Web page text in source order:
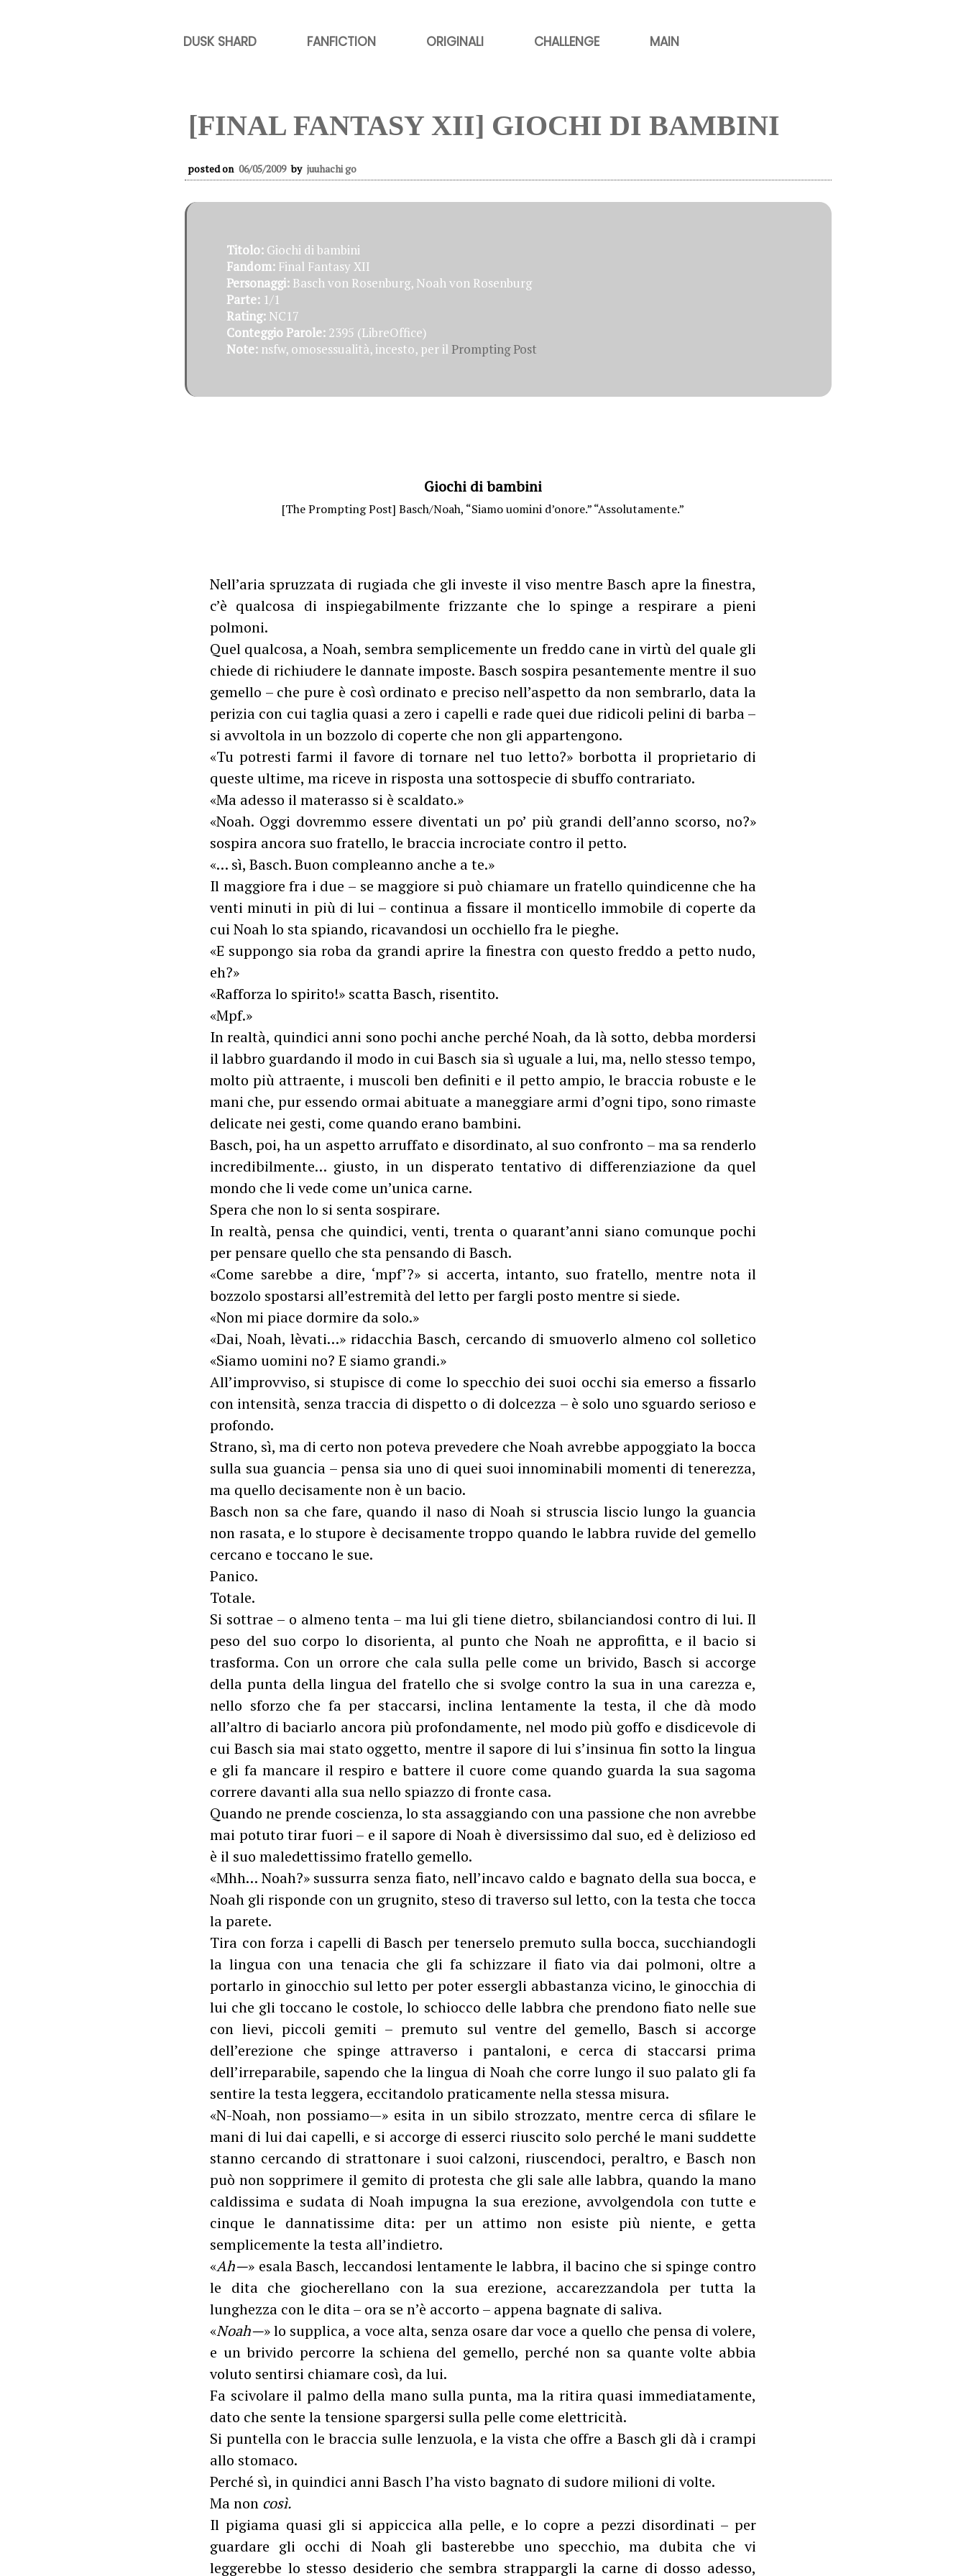
DUSK SHARD FANFICTION ORIGINALI CHALLENGE MAIN
[FINAL FANTASY XII] GIOCHI DI BAMBINI
posted on 06/05/2009 by juuhachi go
Titolo: Giochi di bambini
Fandom: Final Fantasy XII
Personaggi: Basch von Rosenburg, Noah von Rosenburg
Parte: 1/1
Rating: NC17
Conteggio Parole: 2395 (LibreOffice)
Note: nsfw, omosessualità, incesto, per il Prompting Post
Giochi di bambini
[The Prompting Post] Basch/Noah, “Siamo uomini d’onore.” “Assolutamente.”
Nell’aria spruzzata di rugiada che gli investe il viso mentre Basch apre la finestra,
c’è qualcosa di inspiegabilmente frizzante che lo spinge a respirare a pieni
polmoni.
Quel qualcosa, a Noah, sembra semplicemente un freddo cane in virtù del quale gli
chiede di richiudere le dannate imposte. Basch sospira pesantemente mentre il suo
gemello – che pure è così ordinato e preciso nell’aspetto da non sembrarlo, data la
perizia con cui taglia quasi a zero i capelli e rade quei due ridicoli pelini di barba –
si avvoltola in un bozzolo di coperte che non gli appartengono.
«Tu potresti farmi il favore di tornare nel tuo letto?» borbotta il proprietario di
queste ultime, ma riceve in risposta una sottospecie di sbuffo contrariato.
«Ma adesso il materasso si è scaldato.»
«Noah. Oggi dovremmo essere diventati un po’ più grandi dell’anno scorso, no?»
sospira ancora suo fratello, le braccia incrociate contro il petto.
«… sì, Basch. Buon compleanno anche a te.»
Il maggiore fra i due – se maggiore si può chiamare un fratello quindicenne che ha
venti minuti in più di lui – continua a fissare il monticello immobile di coperte da
cui Noah lo sta spiando, ricavandosi un occhiello fra le pieghe.
«E suppongo sia roba da grandi aprire la finestra con questo freddo a petto nudo,
eh?»
«Rafforza lo spirito!» scatta Basch, risentito.
«Mpf.»
In realtà, quindici anni sono pochi anche perché Noah, da là sotto, debba mordersi
il labbro guardando il modo in cui Basch sia sì uguale a lui, ma, nello stesso tempo,
molto più attraente, i muscoli ben definiti e il petto ampio, le braccia robuste e le
mani che, pur essendo ormai abituate a maneggiare armi d’ogni tipo, sono rimaste
delicate nei gesti, come quando erano bambini.
Basch, poi, ha un aspetto arruffato e disordinato, al suo confronto – ma sa renderlo
incredibilmente… giusto, in un disperato tentativo di differenziazione da quel
mondo che li vede come un’unica carne.
Spera che non lo si senta sospirare.
In realtà, pensa che quindici, venti, trenta o quarant’anni siano comunque pochi
per pensare quello che sta pensando di Basch.
«Come sarebbe a dire, ‘mpf’?» si accerta, intanto, suo fratello, mentre nota il
bozzolo spostarsi all’estremità del letto per fargli posto mentre si siede.
«Non mi piace dormire da solo.»
«Dai, Noah, lèvati…» ridacchia Basch, cercando di smuoverlo almeno col solletico
«Siamo uomini no? E siamo grandi.»
All’improvviso, si stupisce di come lo specchio dei suoi occhi sia emerso a fissarlo
con intensità, senza traccia di dispetto o di dolcezza – è solo uno sguardo serioso e
profondo.
Strano, sì, ma di certo non poteva prevedere che Noah avrebbe appoggiato la bocca
sulla sua guancia – pensa sia uno di quei suoi innominabili momenti di tenerezza,
ma quello decisamente non è un bacio.
Basch non sa che fare, quando il naso di Noah si struscia liscio lungo la guancia
non rasata, e lo stupore è decisamente troppo quando le labbra ruvide del gemello
cercano e toccano le sue.
Panico.
Totale.
Si sottrae – o almeno tenta – ma lui gli tiene dietro, sbilanciandosi contro di lui. Il
peso del suo corpo lo disorienta, al punto che Noah ne approfitta, e il bacio si
trasforma. Con un orrore che cala sulla pelle come un brivido, Basch si accorge
della punta della lingua del fratello che si svolge contro la sua in una carezza e,
nello sforzo che fa per staccarsi, inclina lentamente la testa, il che dà modo
all’altro di baciarlo ancora più profondamente, nel modo più goffo e disdicevole di
cui Basch sia mai stato oggetto, mentre il sapore di lui s’insinua fin sotto la lingua
e gli fa mancare il respiro e battere il cuore come quando guarda la sua sagoma
correre davanti alla sua nello spiazzo di fronte casa.
Quando ne prende coscienza, lo sta assaggiando con una passione che non avrebbe
mai potuto tirar fuori – e il sapore di Noah è diversissimo dal suo, ed è delizioso ed
è il suo maledettissimo fratello gemello.
«Mhh… Noah?» sussurra senza fiato, nell’incavo caldo e bagnato della sua bocca, e
Noah gli risponde con un grugnito, steso di traverso sul letto, con la testa che tocca
la parete.
Tira con forza i capelli di Basch per tenerselo premuto sulla bocca, succhiandogli
la lingua con una tenacia che gli fa schizzare il fiato via dai polmoni, oltre a
portarlo in ginocchio sul letto per poter essergli abbastanza vicino, le ginocchia di
lui che gli toccano le costole, lo schiocco delle labbra che prendono fiato nelle sue
con lievi, piccoli gemiti – premuto sul ventre del gemello, Basch si accorge
dell’erezione che spinge attraverso i pantaloni, e cerca di staccarsi prima
dell’irreparabile, sapendo che la lingua di Noah che corre lungo il suo palato gli fa
sentire la testa leggera, eccitandolo praticamente nella stessa misura.
«N-Noah, non possiamo—» esita in un sibilo strozzato, mentre cerca di sfilare le
mani di lui dai capelli, e si accorge di esserci riuscito solo perché le mani suddette
stanno cercando di strattonare i suoi calzoni, riuscendoci, peraltro, e Basch non
può non sopprimere il gemito di protesta che gli sale alle labbra, quando la mano
caldissima e sudata di Noah impugna la sua erezione, avvolgendola con tutte e
cinque le dannatissime dita: per un attimo non esiste più niente, e getta
semplicemente la testa all’indietro.
«Ah—» esala Basch, leccandosi lentamente le labbra, il bacino che si spinge contro
le dita che giocherellano con la sua erezione, accarezzandola per tutta la
lunghezza con le dita – ora se n’è accorto – appena bagnate di saliva.
«Noah—» lo supplica, a voce alta, senza osare dar voce a quello che pensa di volere,
e un brivido percorre la schiena del gemello, perché non sa quante volte abbia
voluto sentirsi chiamare così, da lui.
Fa scivolare il palmo della mano sulla punta, ma la ritira quasi immediatamente,
dato che sente la tensione spargersi sulla pelle come elettricità.
Si puntella con le braccia sulle lenzuola, e la vista che offre a Basch gli dà i crampi
allo stomaco.
Perché sì, in quindici anni Basch l’ha visto bagnato di sudore milioni di volte.
Ma non così.
Il pigiama quasi gli si appiccica alla pelle, e lo copre a pezzi disordinati – per
guardare gli occhi di Noah gli basterebbe uno specchio, ma dubita che vi
leggerebbe lo stesso desiderio che sembra strappargli la carne di dosso adesso,